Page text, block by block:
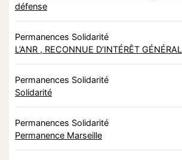
défense
Permanences Solidarité
L’ANR , RECONNUE D’INTÉRÊT GÉNÉRAL
Permanences Solidarité
Solidarité
Permanences Solidarité
Permanence Marseille